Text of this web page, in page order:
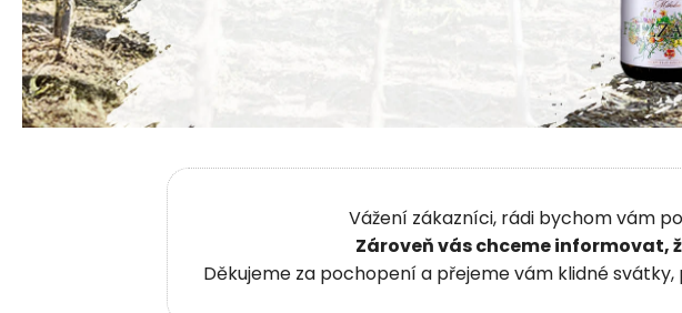
Vážení zákazníci, rádi bychom vám
Zároveň vás chceme informovat,
Děkujeme za pochopení a přejeme vám klidné